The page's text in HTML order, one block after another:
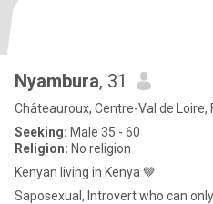
Nyambura, 31
Châteauroux, Centre-Val de Loire,
Seeking: Male 35 - 60
Religion: No religion
Kenyan living in Kenya 🤎
Saposexual, Introvert who can